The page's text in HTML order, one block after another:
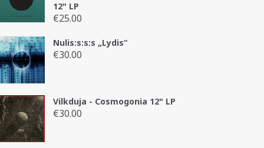
jis neatliks
12" LP
€25.00
Nulis:s:s:s „Lydis“
€30.00
Vilkduja - Cosmogonia 12" LP
€30.00